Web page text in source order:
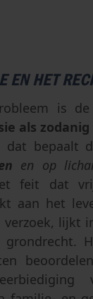
EN HET
is de
als zodanig
dat bepaalt
en op
feit dat
aan het
verzoek, lijkt